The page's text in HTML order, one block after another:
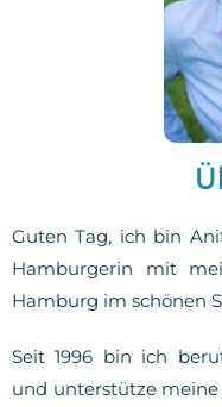
Guten Tag, ich bin
Hamburgerin mit
Hamburg im schönen
Seit 1996 bin ich
und unterstütze